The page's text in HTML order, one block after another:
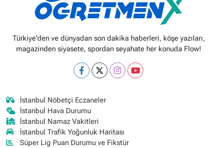
Türkiye'den ve dünyadan son dakika haberleri, köşe yazıları,
magazinden siyasete, spordan seyahate her konuda Flow!
İstanbul Nöbetçi Eczaneler
İstanbul Hava Durumu
İstanbul Namaz Vakitleri
İstanbul Trafik Yoğunluk Haritası
Süper Lig Puan Durumu ve Fikstür